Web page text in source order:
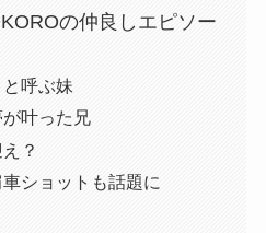
の仲良しエピソー
と呼ぶ妹
叶った兄
？
ショットも話題に